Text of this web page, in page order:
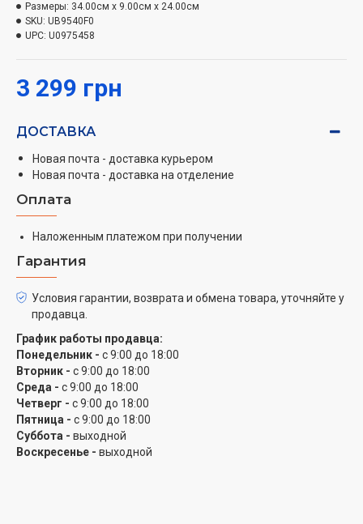
С керамическим покрытием 30 мм для подправки.
Концентратор
Выравнивающая щетка
Мощность 1000 Вт – золотая середина – достаточно,
чтобы высушить и уложить волосы, не пересушивая
их. Быстрая сушка, эффектная прическа и здоровые
пользоваться стайлером каждый день.
Регулируемые настройки
2 настройка температуры для полного контроля во
время укладки волос и обдува холодным воздухом
для фиксации укладки.
Энергосбережение в тренде
Быть стильным и бережно относиться к
энергозатратам – это тренд, потому что значит
беспокоиться о планете. Фен-щетка Rowenta Renewal
Brush Active UB9540F0 экономит до 40% больше
энергии.
3 299 грн
Размеры: 34.00см x 9.00см x 24.00см
SKU: UB9540F0
UPC: U0975458
ДОСТАВКА
Новая почта - доставка курьером
Новая почта - доставка на отделение
Оплата
Наложенным платежом при получении
Гарантия
Условия гарантии, возврата и обмена товара, уточняйте у
продавца.
График работы продавца:
Понедельник - с 9:00 до 18:00
Вторник - с 9:00 до 18:00
Среда - с 9:00 до 18:00
Четверг - с 9:00 до 18:00
Пятница - с 9:00 до 18:00
Суббота - выходной
Воскресенье - выходной